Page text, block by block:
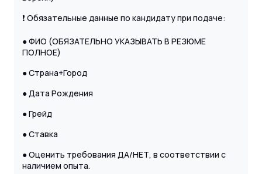
❗️ Обязательные данные по кандидату при подаче:
● ФИО (ОБЯЗАТЕЛЬНО УКАЗЫВАТЬ В РЕЗЮМЕ
ПОЛНОЕ)
● Страна+Город
● Дата Рождения
● Грейд
● Ставка
● Оценить требования ДА/НЕТ, в соответствии с
наличием опыта.